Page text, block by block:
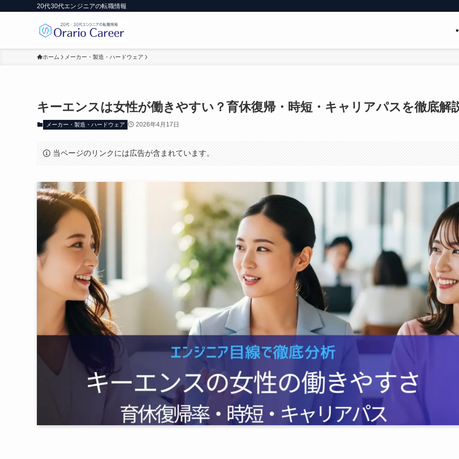
20代30代エンジニアの転職情報
ホーム メーカー・製造・ハードウェア
キーエンスは女性が働きやすい？育休復帰・時短・キャリアパスを徹底解
メーカー・製造・ハードウェア 2026年4月17日
当ページのリンクには広告が含まれています。